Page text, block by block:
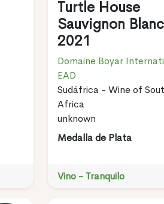
Turtle House
Sauvignon Blanc
2021
Domaine Boyar
EAD
Sudáfrica - Wine of
Africa
unknown
Medalla de Plata
Vino - Tranquilo